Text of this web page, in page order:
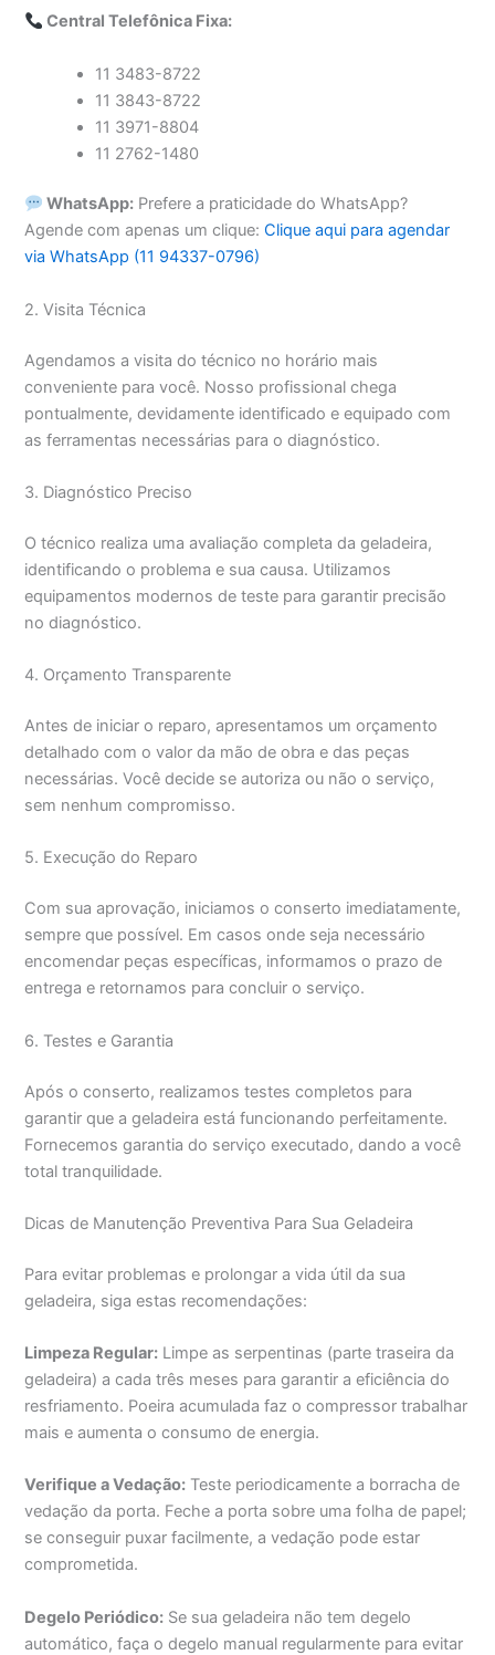
Central Telefônica Fixa:
11 3483-8722
11 3843-8722
11 3971-8804
11 2762-1480
WhatsApp: Prefere a praticidade do WhatsApp?
Agende com apenas um clique:Clique aqui para agendar
via WhatsApp (11 94337-0796)
2. Visita Técnica
Agendamos a visita do técnico no horário mais
conveniente para você. Nosso profissional chega
pontualmente, devidamente identificado e equipado com
as ferramentas necessárias para o diagnóstico.
3. Diagnóstico Preciso
O técnico realiza uma avaliação completa da geladeira,
identificando o problema e sua causa. Utilizamos
equipamentos modernos de teste para garantir precisão
no diagnóstico.
4. Orçamento Transparente
Antes de iniciar o reparo, apresentamos um orçamento
detalhado com o valor da mão de obra e das peças
necessárias. Você decide se autoriza ou não o serviço,
sem nenhum compromisso.
5. Execução do Reparo
Com sua aprovação, iniciamos o conserto imediatamente,
sempre que possível. Em casos onde seja necessário
encomendar peças específicas, informamos o prazo de
entrega e retornamos para concluir o serviço.
6. Testes e Garantia
Após o conserto, realizamos testes completos para
garantir que a geladeira está funcionando perfeitamente.
Fornecemos garantia do serviço executado, dando a você
total tranquilidade.
Dicas de Manutenção Preventiva Para Sua Geladeira
Para evitar problemas e prolongar a vida útil da sua
geladeira, siga estas recomendações:
Limpeza Regular: Limpe as serpentinas (parte traseira da
geladeira) a cada três meses para garantir a eficiência do
resfriamento. Poeira acumulada faz o compressor trabalhar
mais e aumenta o consumo de energia.
Verifique a Vedação: Teste periodicamente a borracha de
vedação da porta. Feche a porta sobre uma folha de papel;
se conseguir puxar facilmente, a vedação pode estar
comprometida.
Degelo Periódico: Se sua geladeira não tem degelo
automático, faça o degelo manual regularmente para evitar